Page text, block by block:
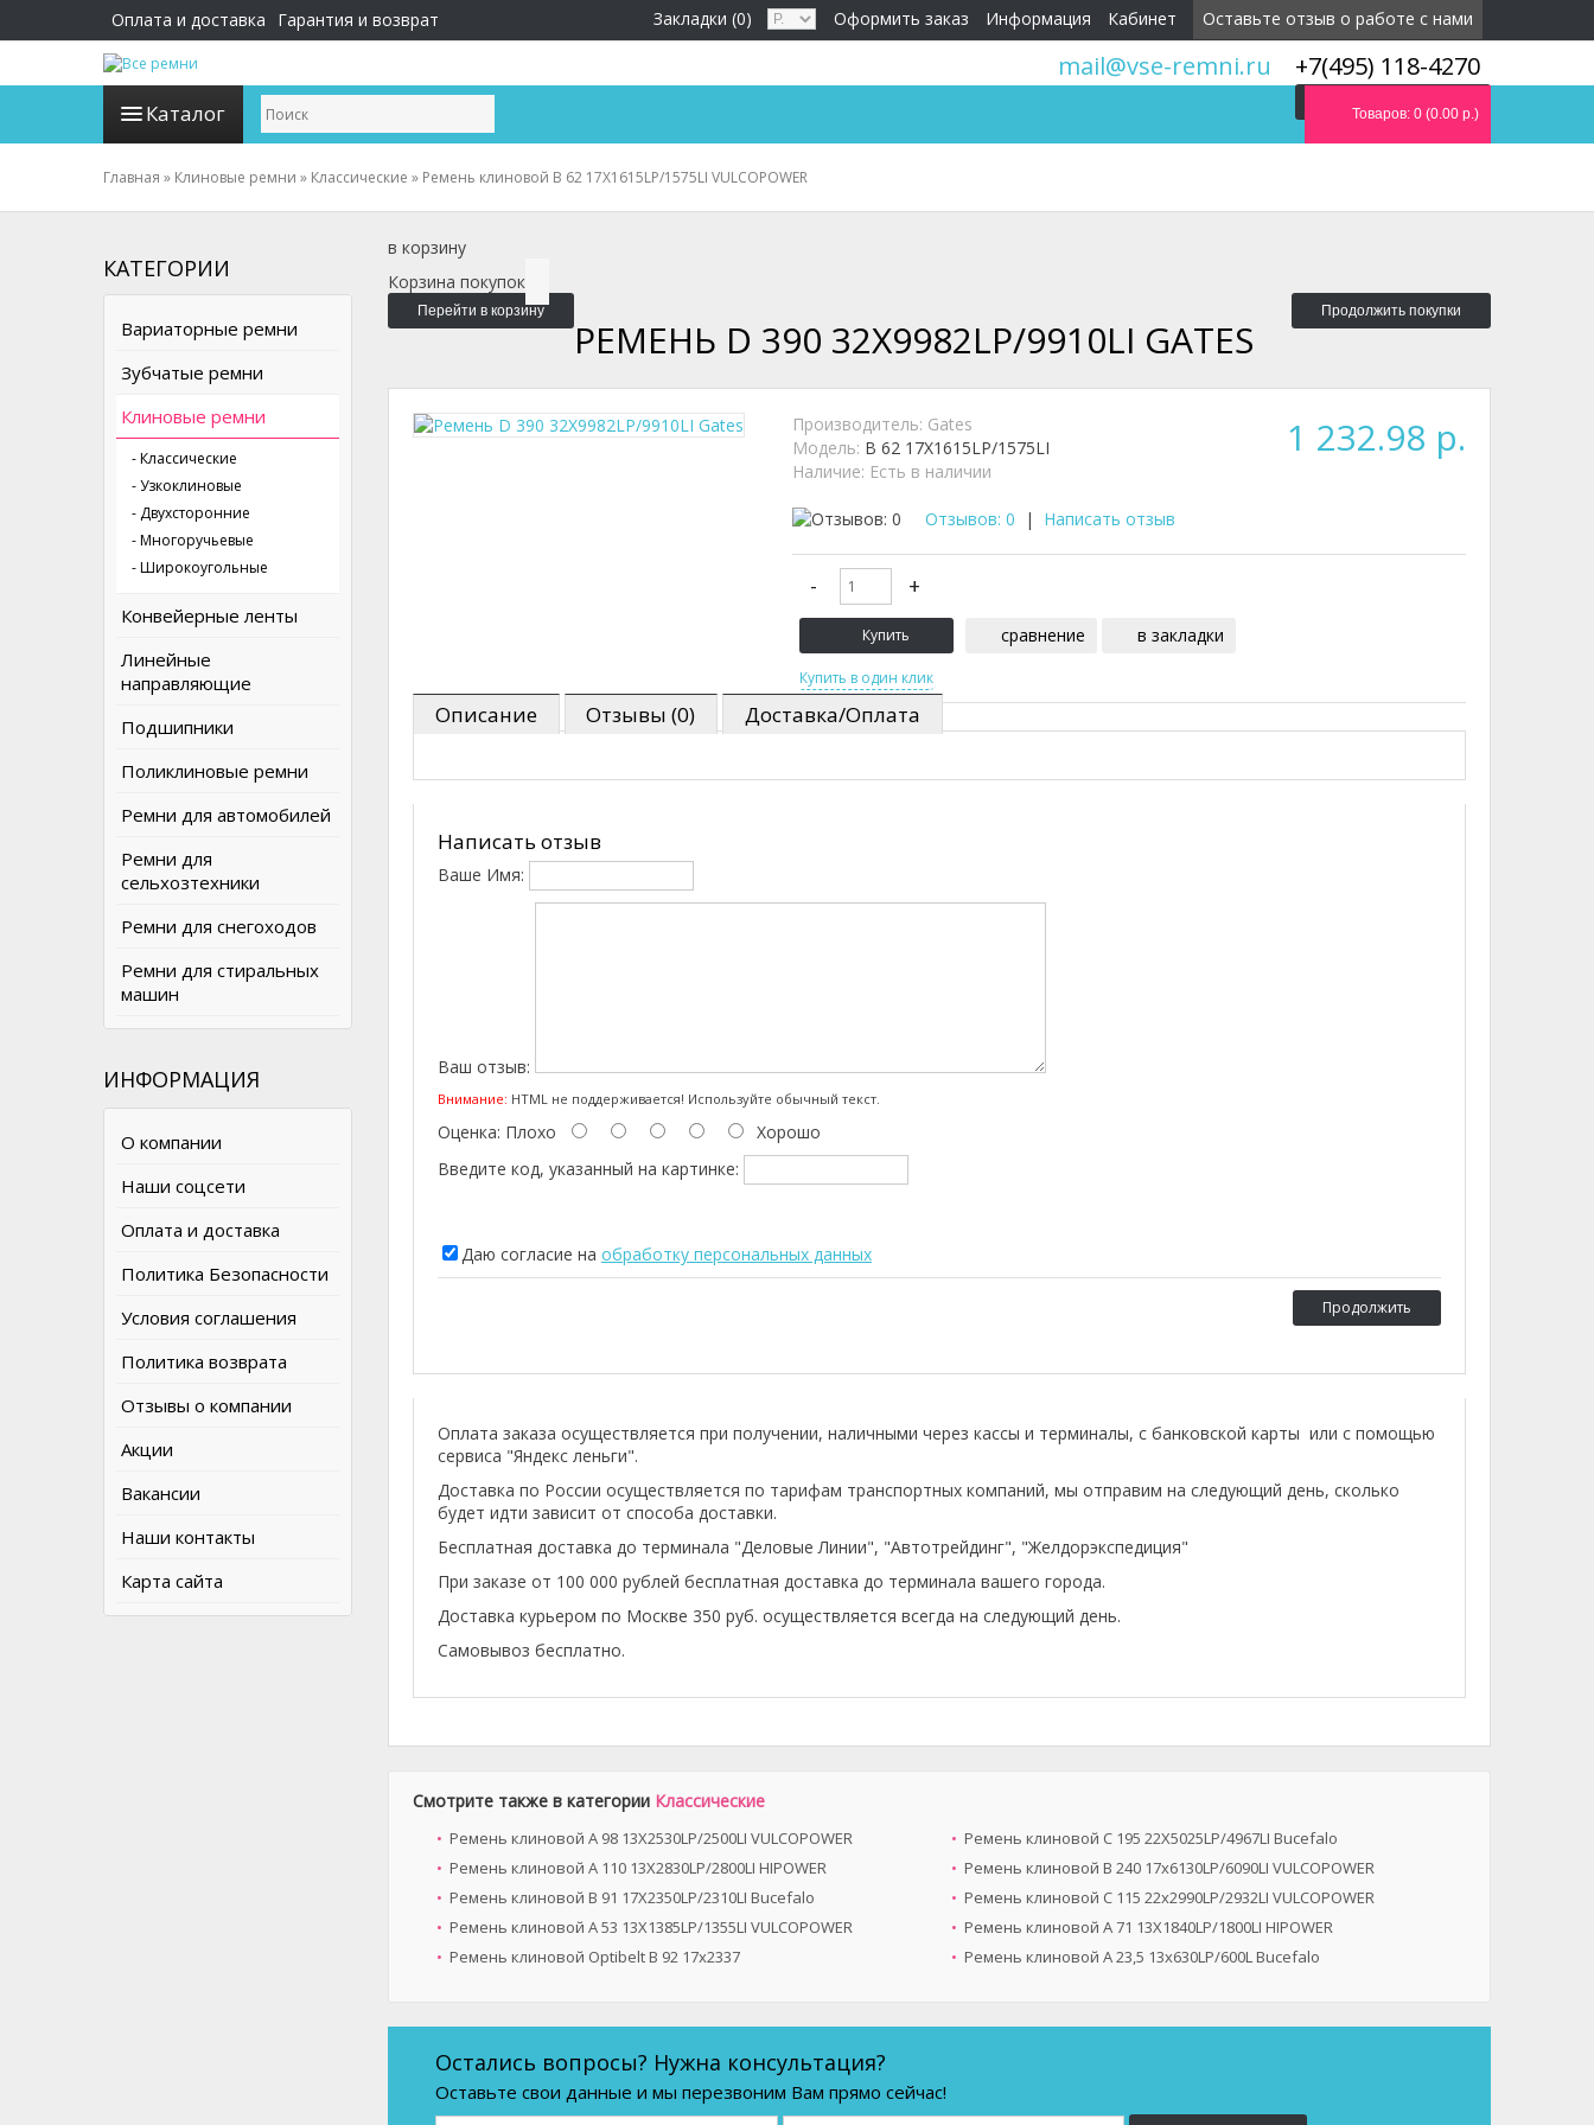
Оплата и доставка Гарантия и возврат Оставьте отзыв о работе с нами
Кабинет
Информация
Оформить заказ
Закладки (0)
+7(495) 118-4270
mail@vse-remni.ru
Каталог Товаров: 0 (0.00 р.)
Главная » Клиновые ремни » Классические » Ремень клиновой B 62 17X1615LP/1575LI VULCOPOWER
КАТЕГОРИИ
Вариаторные ремни
Зубчатые ремни
Клиновые ремни
- Классические
- Узкоклиновые
- Двухсторонние
- Многоручьевые
- Широкоугольные
Конвейерные ленты
Линейные
направляющие
Подшипники
Поликлиновые ремни
Ремни для автомобилей
Ремни для
сельхозтехники
Ремни для снегоходов
Ремни для стиральных
машин
ИНФОРМАЦИЯ
О компании
Наши соцсети
Оплата и доставка
Политика Безопасности
Условия соглашения
Политика возврата
Отзывы о компании
Акции
Вакансии
Наши контакты
Карта сайта
в корзину
Корзина покупок
Перейти в корзину Продолжить покупки
РЕМЕНЬ D 390 32X9982LP/9910LI GATES
1 232.98 р.
Производитель: Gates
Модель: B 62 17X1615LP/1575LI
Наличие: Есть в наличии
Отзывов: 0 | Написать отзыв
сравнение в закладки
Описание Отзывы (0) Доставка/Оплата
Написать отзыв
Ваше Имя:
Ваш отзыв:
Внимание: HTML не поддерживается! Используйте обычный текст.
Оценка: Плохо
Хорошо
Введите код, указанный на картинке:
Даю согласие на обработку персональных данных
Продолжить
Оплата заказа осуществляется при получении, наличными через кассы и терминалы, с банковской карты или с помощью
сервиса "Яндекс леньги".
Доставка по России осуществляется по тарифам транспортных компаний, мы отправим на следующий день, сколько
будет идти зависит от способа доставки.
Бесплатная доставка до терминала "Деловые Линии", "Автотрейдинг", "Желдорэкспедиция"
При заказе от 100 000 рублей бесплатная доставка до терминала вашего города.
Доставка курьером по Москве 350 руб. осуществляется всегда на следующий день.
Самовывоз бесплатно.
Смотрите также в категории Классические
Ремень клиновой A 98 13X2530LP/2500LI VULCOPOWER
Ремень клиновой C 195 22X5025LP/4967LI Bucefalo
Ремень клиновой A 110 13X2830LP/2800LI HIPOWER
Ремень клиновой B 240 17x6130LP/6090LI VULCOPOWER
Ремень клиновой B 91 17X2350LP/2310LI Bucefalo
Ремень клиновой C 115 22x2990LP/2932LI VULCOPOWER
Ремень клиновой A 53 13X1385LP/1355LI VULCOPOWER
Ремень клиновой A 71 13X1840LP/1800LI HIPOWER
Ремень клиновой Optibelt B 92 17x2337
Ремень клиновой A 23,5 13x630LP/600L Bucefalo
Остались вопросы? Нужна консультация?
Оставьте свои данные и мы перезвоним Вам прямо сейчас!